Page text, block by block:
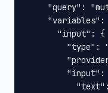
"query":
"variables":
      "input": {
"type":
"input":